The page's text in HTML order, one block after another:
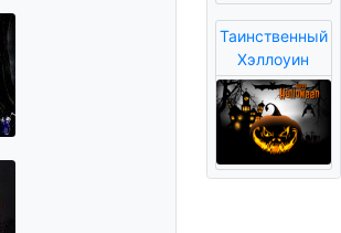
Таинственный
Хэллоуин